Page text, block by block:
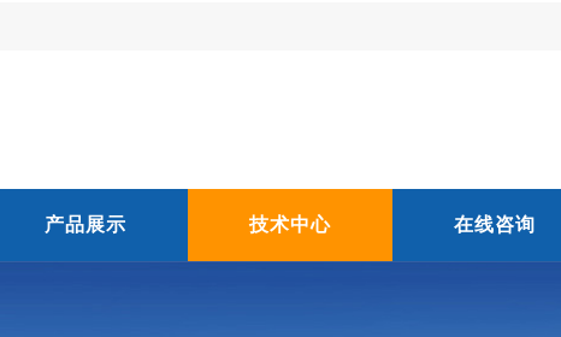
产品展示 技术中心 在线咨询